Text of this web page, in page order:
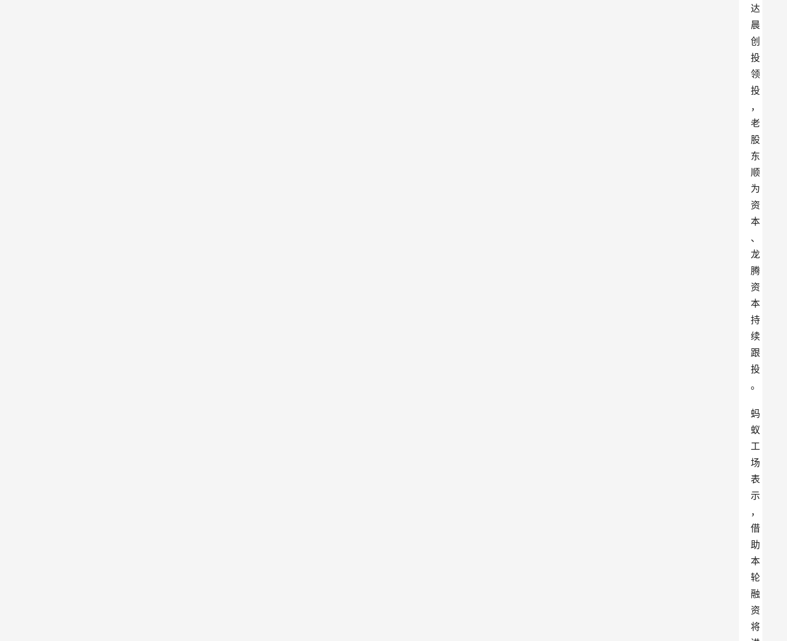
达
晨
创
投
领
投
，
老
股
东
顺
为
资
本
、
龙
腾
资
本
持
续
跟
投
。
蚂
蚁
工
场
表
示
，
借
助
本
轮
融
资
将